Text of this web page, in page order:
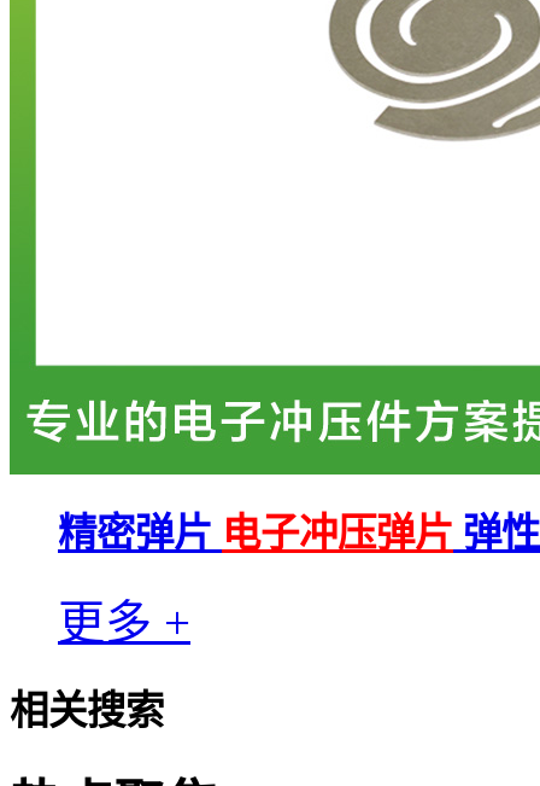
精密弹片 电子冲压弹片 弹
更多 +
相关搜索